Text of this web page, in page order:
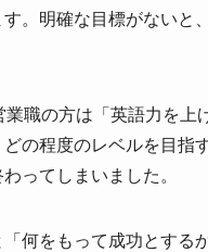
。明確な目標がないと
職の方は「英語力を
の程度のレベルを目指
ってしまいました。
「何をもって成功とす